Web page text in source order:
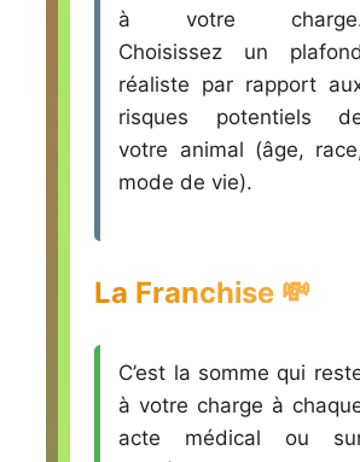
à votre
Choisissez un plafond
réaliste par rapport
risques potentiels
votre animal (âge,
mode de vie).
La Franchise 💸
C’est la somme qui
à votre charge à
acte médical ou